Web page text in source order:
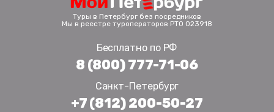
Туры в Петербург без посредников
Мы в реестре туроператоров РТО 023918
Бесплатно по РФ
8 (800) 777-71-06
Санкт-Петербург
+7 (812) 200-50-27